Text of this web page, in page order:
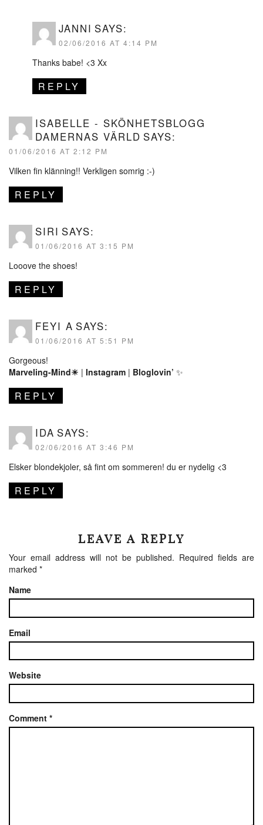
JANNI SAYS:
02/06/2016 AT 4:14 PM
Thanks babe! <3 Xx
REPLY
ISABELLE - SKÖNHETSBLOGG
DAMERNAS VÄRLD SAYS:
01/06/2016 AT 2:12 PM
Vilken fin klänning!! Verkligen somrig :-)
REPLY
SIRI SAYS:
01/06/2016 AT 3:15 PM
Looove the shoes!
REPLY
FEYI A SAYS:
01/06/2016 AT 5:51 PM
Gorgeous!
Marveling-Mind☀ | Instagram | Bloglovin’ ✨
REPLY
IDA SAYS:
02/06/2016 AT 3:46 PM
Elsker blondekjoler, så fint om sommeren! du er nydelig <3
REPLY
LEAVE A REPLY
Your email address will not be published. Required fields are
marked *
Name
Email
Website
Comment *